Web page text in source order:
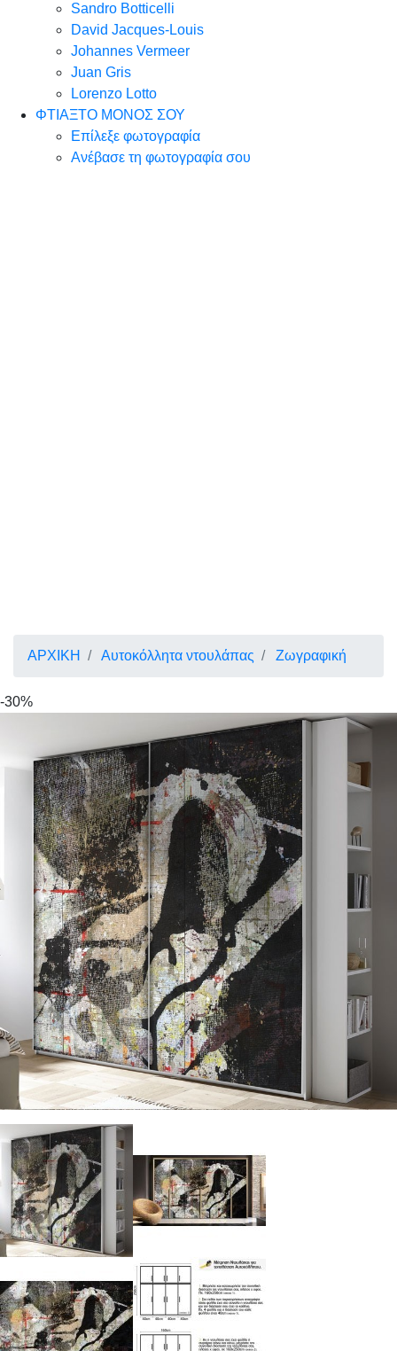
Sandro Botticelli
David Jacques-Louis
Johannes Vermeer
Juan Gris
Lorenzo Lotto
ΦΤΙΑΞΤΟ ΜΟΝΟΣ ΣΟΥ
Επίλεξε φωτογραφία
Ανέβασε τη φωτογραφία σου
ΑΡΧΙΚΗ Αυτοκόλλητα ντουλάπας Ζωγραφική
-30%